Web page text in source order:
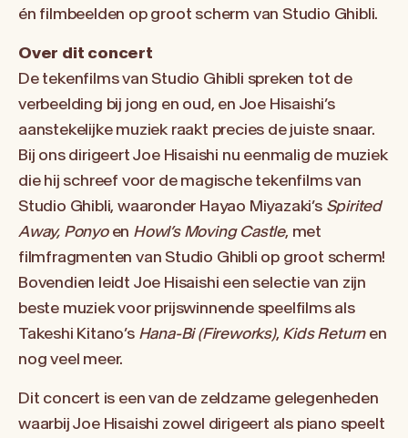
én filmbeelden op groot scherm van Studio Ghibli.
Over dit concert
De tekenfilms van Studio Ghibli spreken tot de
verbeelding bij jong en oud, en Joe Hisaishi’s
aanstekelijke muziek raakt precies de juiste snaar.
Bij ons dirigeert Joe Hisaishi nu eenmalig de muziek
die hij schreef voor de magische tekenfilms van
Studio Ghibli, waaronder Hayao Miyazaki’s Spirited
Away, Ponyoen Howl’s Moving Castle, met
filmfragmenten van Studio Ghibli op groot scherm!
Bovendien leidt Joe Hisaishi een selectie van zijn
beste muziek voor prijswinnende speelfilms als
Takeshi Kitano’s Hana-Bi (Fireworks), Kids Returnen
nog veel meer.
Dit concert is een van de zeldzame gelegenheden
waarbij Joe Hisaishi zowel dirigeert als piano speelt